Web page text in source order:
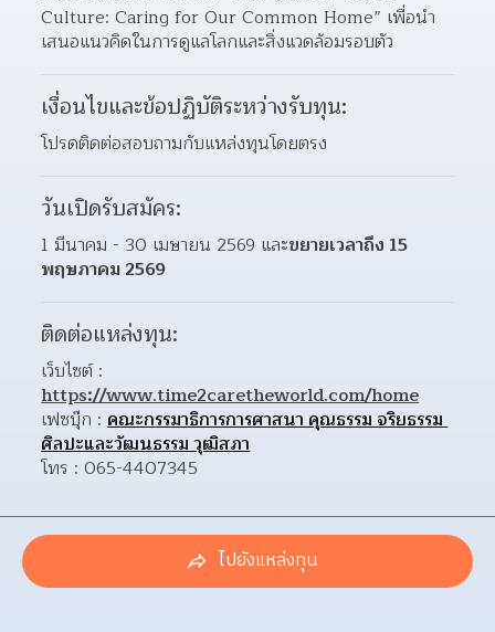
Culture: Caring for Our Common Home” เพื่อนำ
เสนอแนวคิดในการดูแลโลกและสิ่งแวดล้อมรอบตัว
เงื่อนไขและข้อปฏิบัติระหว่างรับทุน:
โปรดติดต่อสอบถามกับแหล่งทุนโดยตรง
วันเปิดรับสมัคร:
1 มีนาคม - 30 เมษายน 2569 และขยายเวลาถึง 15
พฤษภาคม 2569
ติดต่อแหล่งทุน:
https://www.time2caretheworld.com/home
เฟซบุ๊ก : คณะกรรมาธิการการศาสนา คุณธรรม จริยธรรม
ศิลปะและวัฒนธรรม วุฒิสภา
โทร : 065-4407345
ไปยังแหล่งทุน